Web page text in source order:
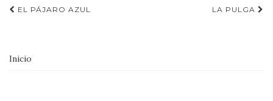
Navegación
EL PÁJARO AZUL LA PULGA
Inicio